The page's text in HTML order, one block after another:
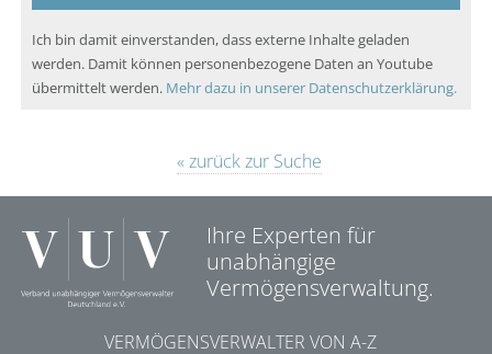
Ich bin damit einverstanden, dass externe Inhalte geladen
werden. Damit können personenbezogene Daten an Youtube
übermittelt werden. Mehr dazu in unserer Datenschutzerklärung.
« zurück zur Suche
Ihre Experten für
unabhängige
Vermögensverwaltung.
VERMÖGENSVERWALTER VON A-Z